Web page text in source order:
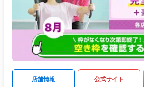
店舗情報 公式サイト